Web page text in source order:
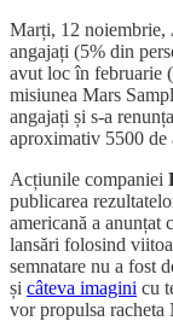
Marți, 12 noiembrie,
angajați (5% din
avut loc în februarie
misiunea Mars
angajați și s-a
aproximativ 5500 de
Acțiunile companiei
publicarea
americană a anunțat
lansări folosind
semnatare nu a fost
și câteva imagini cu
vor propulsa racheta